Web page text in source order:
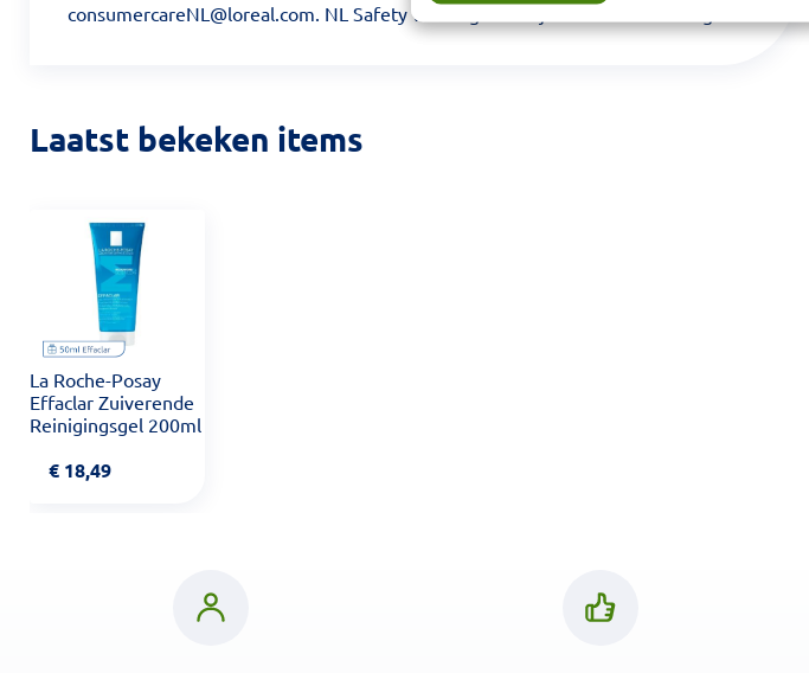
consumercareNL@loreal.com. NL Safety warning: Vermijd contact met de ogen.
Laatst bekeken items
La Roche-Posay
Effaclar Zuiverende
Reinigingsgel 200ml
€ 18,49